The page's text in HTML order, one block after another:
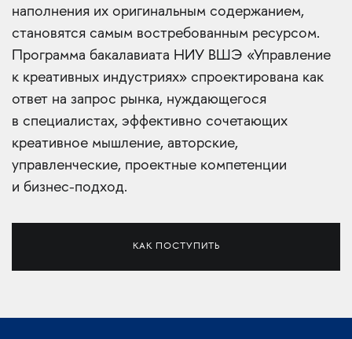
наполнения их оригинальным содержанием,
становятся самым востребованным ресурсом.
Программа бакалавиата НИУ ВШЭ «Управление
к креативных индустриях» спроектирована как
ответ на запрос рынка, нуждающегося
в специалистах, эффективно сочетающих
креативное мышление, авторские,
управленческие, проектные компетенции
и бизнес-подход.
КАК ПОСТУПИТЬ